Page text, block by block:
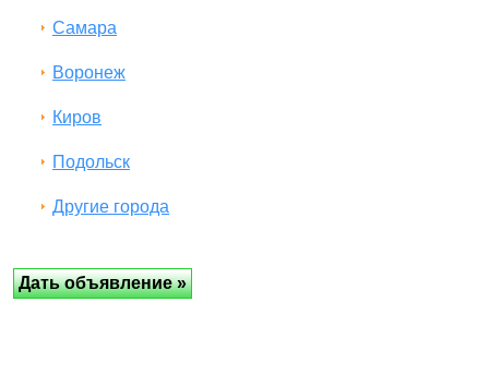
Самара
Воронеж
Киров
Подольск
Другие города